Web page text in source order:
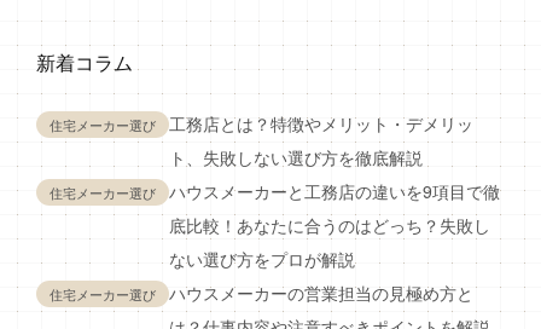
新着コラム
住宅メーカー選び
工務店とは？特徴やメリット・デメリッ
ト、失敗しない選び方を徹底解説
住宅メーカー選び
ハウスメーカーと工務店の違いを9項目で徹
底比較！あなたに合うのはどっち？失敗し
ない選び方をプロが解説
住宅メーカー選び
ハウスメーカーの営業担当の見極め方と